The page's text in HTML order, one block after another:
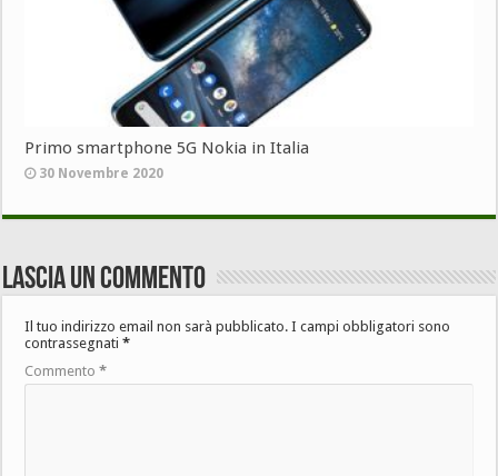
Primo smartphone 5G Nokia in Italia
30 Novembre 2020
Lascia un commento
Il tuo indirizzo email non sarà pubblicato. I campi obbligatori sono
contrassegnati*
Commento*